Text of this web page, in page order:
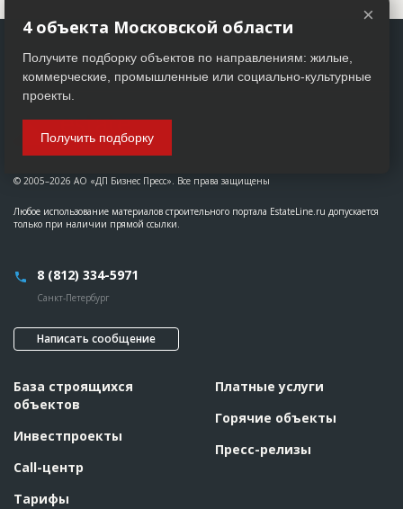
© 2005–2026 АО «ДП Бизнес Пресс». Все права защищены
Любое использование материалов строительного портала EstateLine.ru допускается
только при наличии прямой ссылки.
8 (812) 334-5971
Санкт-Петербург
Написать сообщение
База строящихся
объектов
Инвестпроекты
Call-центр
Тарифы
Платные услуги
Горячие объекты
Пресс-релизы
×
4 объекта Московской области
Получите подборку объектов по направлениям: жилые,
коммерческие, промышленные или социально-культурные
проекты.
Получить подборку